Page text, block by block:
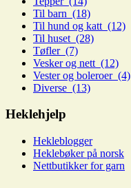
Til barn (18)
Til hund og katt (12)
Til huset (28)
Tøfler (7)
Vesker og nett (12)
Vester og boleroer (4)
Diverse (13)
Heklehjelp
Hekleblogger
Heklebøker på norsk
Nettbutikker for garn